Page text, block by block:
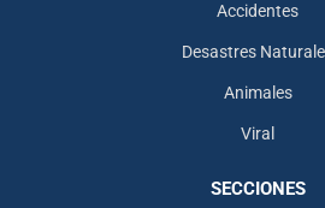
Accidentes
Desastres
Animales
Viral
SECCIONES